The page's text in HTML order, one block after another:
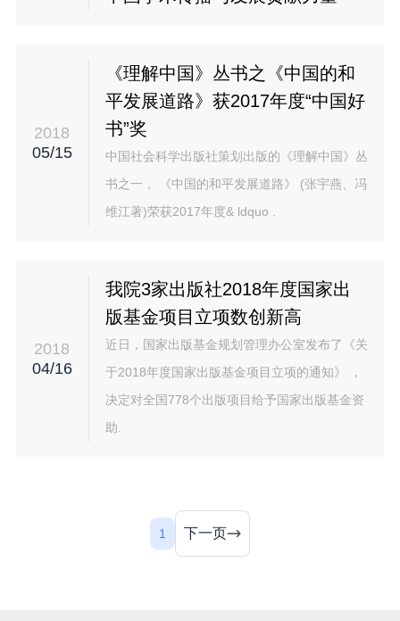
2018
05/15
《理解中国》丛书之《中国的和
平发展道路》获2017年度“中国好
书”奖
中国社会科学出版社策划出版的《理解中国》丛
书之一， 《中国的和平发展道路》 (张宇燕、冯
维江著)荣获2017年度& ldquo .
2018
04/16
我院3家出版社2018年度国家出
版基金项目立项数创新高
近日，国家出版基金规划管理办公室发布了《关
于2018年度国家出版基金项目立项的通知》 ，
决定对全国778个出版项目给予国家出版基金资
助.
1 下一页